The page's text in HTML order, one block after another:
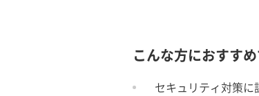
こんな方におすす
セキュリティ対策に